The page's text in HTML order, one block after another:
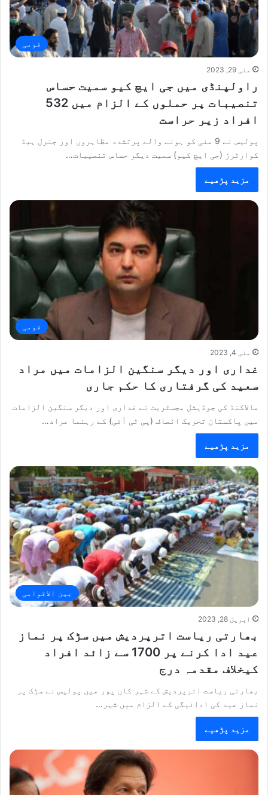
قومی
مئی 29, 2023
راولپنڈی میں جی ایچ کیو سمیت حساس
تنصیبات پر حملوں کے الزام میں 532
افراد زیر حراست
پولیس نے 9 مئی کو ہونے والے پرتشدد مظاہروں اور جنرل ہیڈ
کوارٹرز (جی ایچ کیو) سمیت دیگر حساس تنصیبات…
مزید پڑھیے
قومی
مئی 4, 2023
غداری اور دیگر سنگین الزامات میں مراد
سعید کی گرفتاری کا حکم جاری
مالاکنڈ کی جوڈیشل مجسٹریٹ نے غداری اور دیگر سنگین الزامات
میں پاکستان تحریک انصاف (پی ٹی آئی) کے رہنما مراد…
مزید پڑھیے
بین الاقوامی
اپریل 28, 2023
بھارتی ریاست اترپردیش میں سڑک پر نماز
عید ادا کرنے پر 1700 سے زائد افراد
کیخلاف مقدمہ درج
بھارتی ریاست اترپردیش کے شہر کان پور میں پولیس نے سڑک پر
نماز عید کی ادائیگی کے الزام میں شہر…
مزید پڑھیے